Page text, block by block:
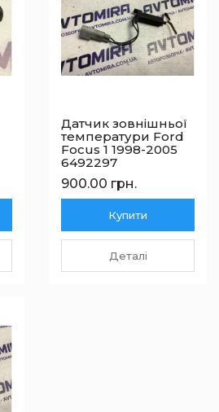
Датчик зовнішньої
температури Ford
Focus 1 1998-2005
6492297
900.00 грн.
Купити
Деталі